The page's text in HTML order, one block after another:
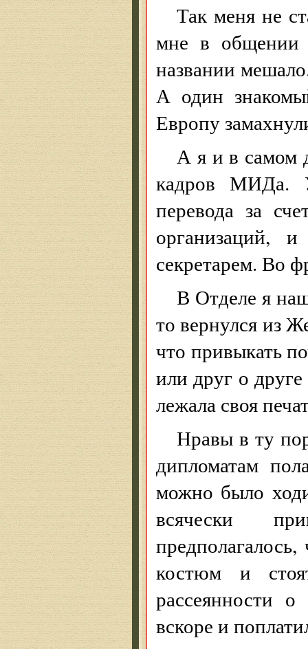
Так меня не
мне в общении
названии
А один
Европу
А я и в самом
кадров МИДа.
перевода за
организаций,
секретарем. Во
В Отделе я
то вернулся из
что привыкать
или друг о
лежала своя
Нравы в ту
дипломатам
можно было
всячески
костюм и
рассеянности
вскоре и